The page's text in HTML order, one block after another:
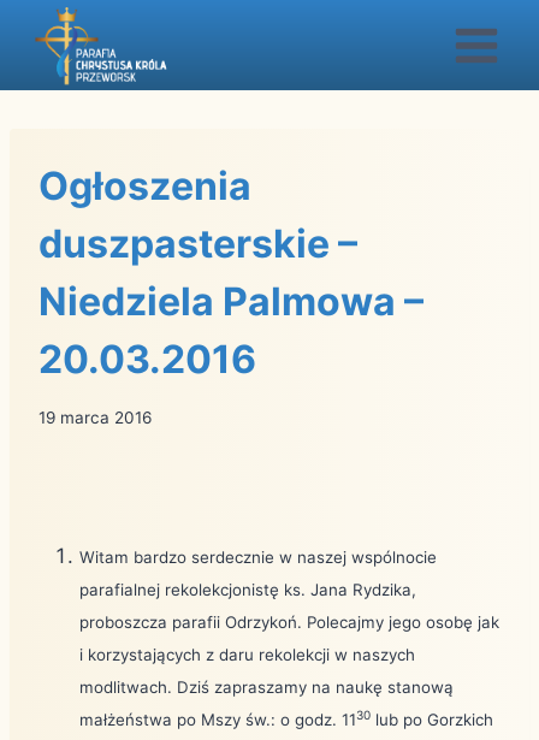
Przejdź
Ogłoszenia
duszpasterskie –
Niedziela Palmowa –
20.03.2016
19 marca 2016
Witam bardzo serdecznie w naszej wspólnocie
parafialnej rekolekcjonistę ks. Jana Rydzika,
proboszcza parafii Odrzykoń. Polecajmy jego osobę jak
i korzystających z daru rekolekcji w naszych
modlitwach. Dziś zapraszamy na naukę stanową
małżeństwa po Mszy św.: o godz. 1130 lub po Gorzkich